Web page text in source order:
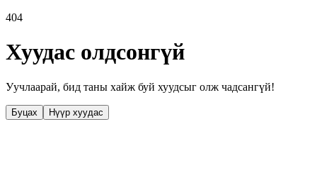
404
Хуудас олдсонгүй
Уучлаарай, бид таны хайж буй хуудсыг олж чадсангүй!
Буцах Нүүр хуудас